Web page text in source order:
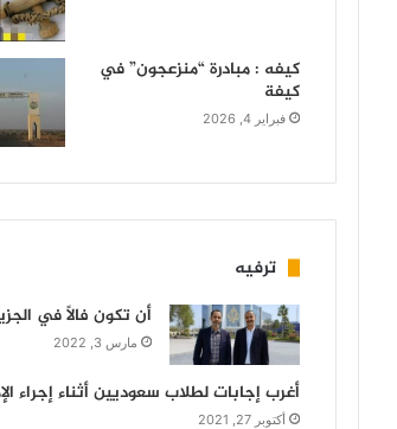
كيفه : مبادرة “منزعجون” في
كيفة
فبراير 4, 2026
ترفيه
أن تكون فالاً في
مارس 3, 2022
أغرب إجابات لطلاب سعوديين أثناء إجراء
أكتوبر 27, 2021